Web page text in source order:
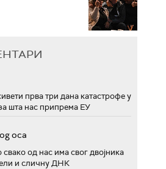
прва три дана катастрофе у
шта нас припрема ЕУ
oca
свако од нас има свог двојника
и сличну ДНК